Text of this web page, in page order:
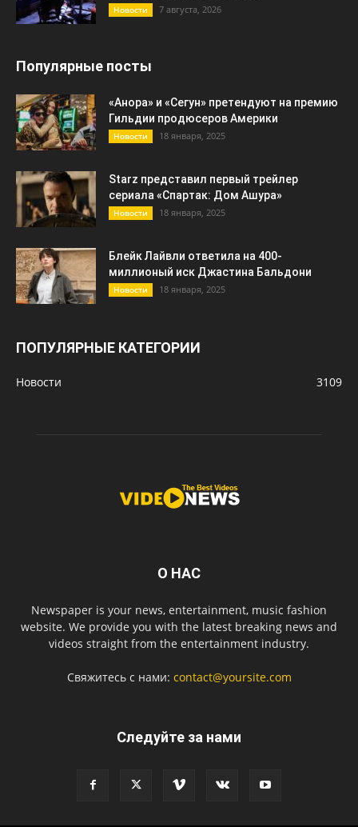
Новости 7 августа, 2026
Популярные посты
«Анора» и «Сегун» претендуют на премию
Гильдии продюсеров Америки
Новости 18 января, 2025
Starz представил первый трейлер
сериала «Спартак: Дом Ашура»
Новости 18 января, 2025
Блейк Лайвли ответила на 400-
миллионый иск Джастина Бальдони
Новости 18 января, 2025
ПОПУЛЯРНЫЕ КАТЕГОРИИ
Новости 3109
О НАС
Newspaper is your news, entertainment, music fashion
website. We provide you with the latest breaking news and
videos straight from the entertainment industry.
Свяжитесь с нами: contact@yoursite.com
Следуйте за нами